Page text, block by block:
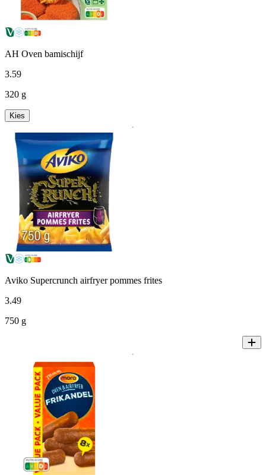
AH Oven bamischijf
3.59
320 g
Kies
Aviko Supercrunch airfryer pommes frites
3.49
750 g